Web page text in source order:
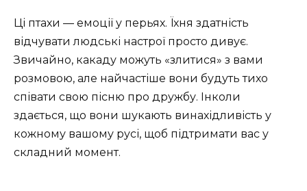
Ці птахи — емоції у перьях. Їхня здатність
відчувати людські настрої просто дивує.
Звичайно, какаду можуть «злитися» з вами
розмовою, але найчастіше вони будуть тихо
співати свою пісню про дружбу. Інколи
здається, що вони шукають винахідливість у
кожному вашому русі, щоб підтримати вас у
складний момент.